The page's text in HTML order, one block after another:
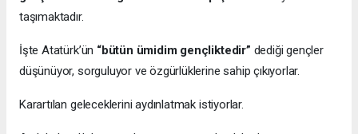
taşımaktadır.
İşte Atatürk’ün “bütün ümidim gençliktedir” dediği gençler
düşünüyor, sorguluyor ve özgürlüklerine sahip çıkıyorlar.
Karartılan geleceklerini aydınlatmak istiyorlar.